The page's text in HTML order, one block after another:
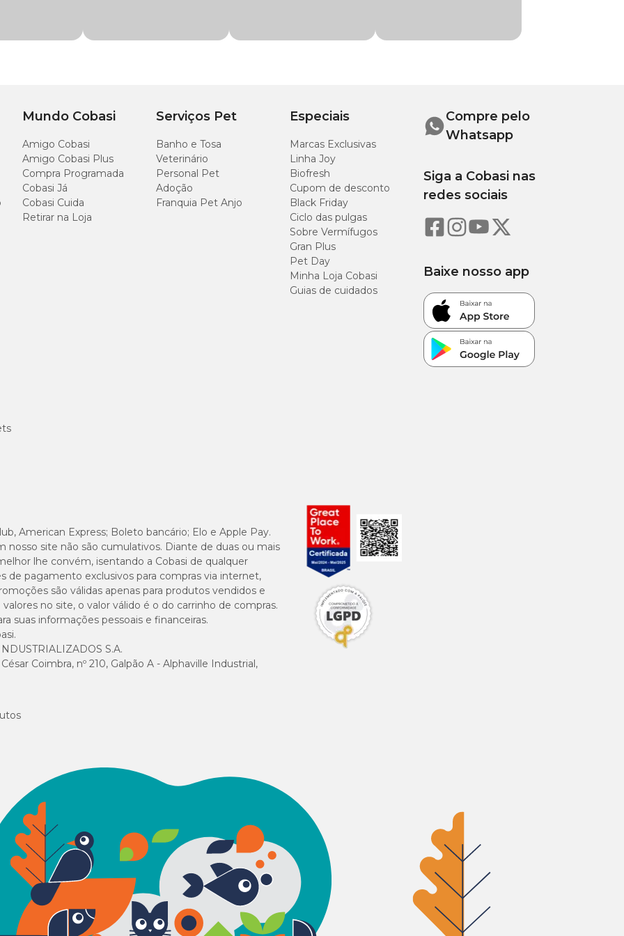
Mundo Cobasi
Amigo Cobasi
Amigo Cobasi Plus
Compra Programada
Cobasi Já
Cobasi Cuida
Retirar na Loja
Serviços Pet
Banho e Tosa
Veterinário
Personal Pet
Adoção
Franquia Pet Anjo
Especiais
Marcas Exclusivas
Linha Joy
Biofresh
Cupom de desconto
Black Friday
Ciclo das pulgas
Sobre Vermífugos
Gran Plus
Pet Day
Minha Loja Cobasi
Guias de cuidados
Compre pelo
Whatsapp
Siga a Cobasi nas
redes sociais
Baixe nosso app
American Express; Boleto bancário; Elo e Apple Pay.
nosso site não são cumulativos. Diante de duas ou mais
lhe convém, isentando a Cobasi de qualquer
de pagamento exclusivos para compras via internet,
são válidas apenas para produtos vendidos e
no site, o valor válido é o do carrinho de compras.
suas informações pessoais e financeiras.
S.A.
Coimbra, nº 210, Galpão A - Alphaville Industrial,